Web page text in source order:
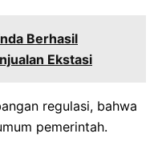
Berhasil
Ekstasi
regulasi, bahwa
pemerintah.